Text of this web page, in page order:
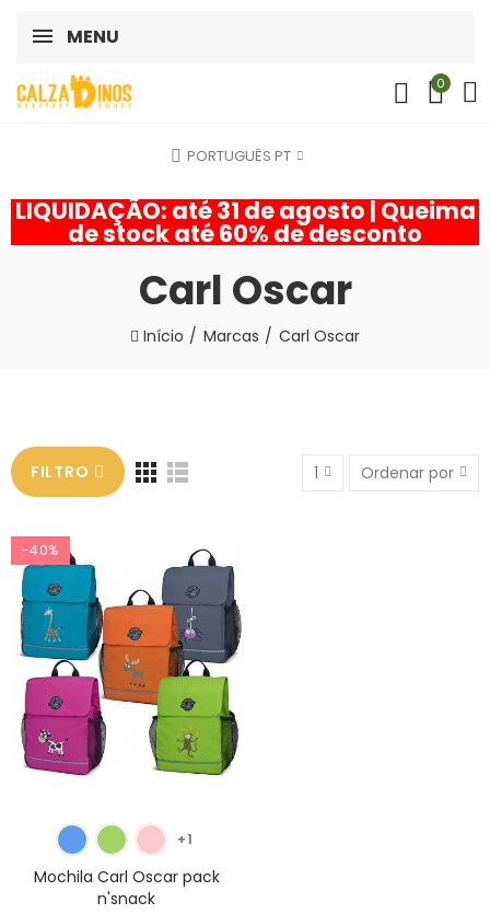
MENU
0
PORTUGUÊS PT
LIQUIDAÇÃO: até 31 de agosto | Queima
de stock até 60% de desconto
Carl Oscar
Início Marcas Carl Oscar
FILTRO 1 Ordenar por
-40%
+1
Mochila Carl Oscar pack
n'snack